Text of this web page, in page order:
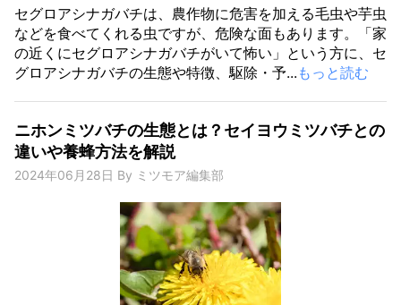
セグロアシナガバチは、農作物に危害を加える毛虫や芋虫
などを食べてくれる虫ですが、危険な面もあります。「家
の近くにセグロアシナガバチがいて怖い」という方に、セ
グロアシナガバチの生態や特徴、駆除・予... もっと読む
ニホンミツバチの生態とは？セイヨウミツバチとの
違いや養蜂方法を解説
2024年06月28日 By ミツモア編集部